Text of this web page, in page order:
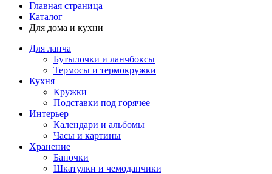
Главная страница
Каталог
Для дома и кухни
Для ланча
Бутылочки и ланчбоксы
Термосы и термокружки
Кухня
Кружки
Подставки под горячее
Интерьер
Календари и альбомы
Часы и картины
Хранение
Баночки
Шкатулки и чемоданчики